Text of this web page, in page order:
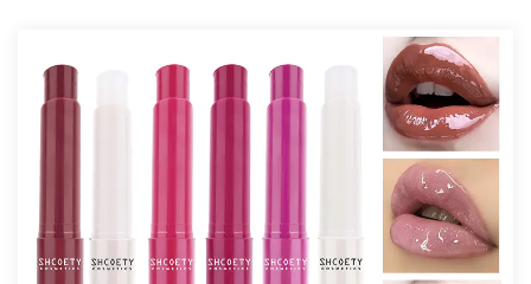
享受柔和、灵活的色彩效果，适应您想要的外观。双用途防
水木质眼线笔专为多功能性而设计，让您可以打造从微妙到
大胆的色彩。其柔韧特性意味着它不会拖拉或刺激您的皮
肤，同时仍能呈现准确的线条。无论您喜欢睫毛上的细线还
是更浓密、更具戏剧性的线条，您都可以打造多种外观。
光滑丝滑的表面：
该配方旨在打造光滑、丝滑的妆容，增强双眸的质感，而不